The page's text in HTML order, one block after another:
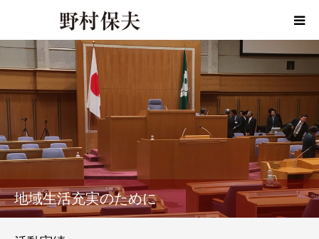
地域生活充実のために
HOME
プロフィール
政策
活動報告